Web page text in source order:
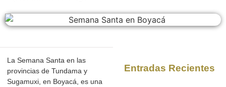
La Semana Santa en las
provincias de Tundama y
Sugamuxi, en Boyacá, es una
Entradas Recientes